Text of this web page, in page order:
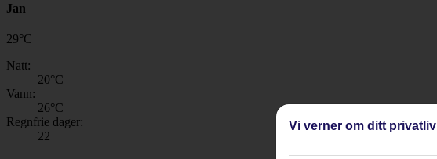
Jan
29°C
Natt:
20°C
Vann:
26°C
Regnfrie dager:
22
Vi verner om ditt privatliv